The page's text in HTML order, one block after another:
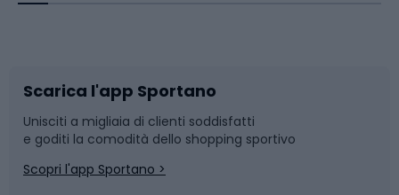
Bushcraft
Corsa
Slitte e slittini
Snowboard
Scarica l'app Sportano
Unisciti a migliaia di clienti soddisfatti
e goditi la comodità dello shopping sportivo
Scopri l'app Sportano >